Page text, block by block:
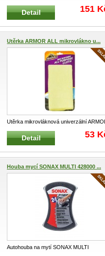
ks Speciální sada 6 ks čistících ...
Detail 151
Utěrka ARMOR ALL mikrovlákno u...
Utěrka mikrovláknová univerzální
ALLSada obsahuje 2 ks stejných útěrek
Detail 53
Houba mycí SONAX MULTI 428000 ...
Autohouba na mytí SONAX MULTI